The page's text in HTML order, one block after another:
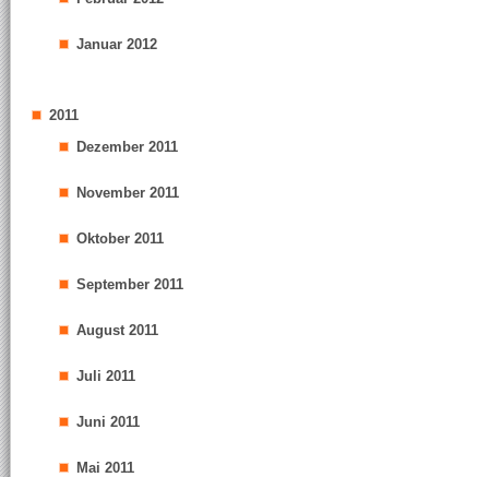
Januar 2012
2011
Dezember 2011
November 2011
Oktober 2011
September 2011
August 2011
Juli 2011
Juni 2011
Mai 2011